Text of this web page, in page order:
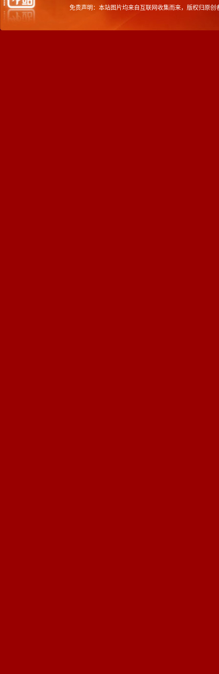
免责声明：本站图片均来自互联网收集而来，版权归原